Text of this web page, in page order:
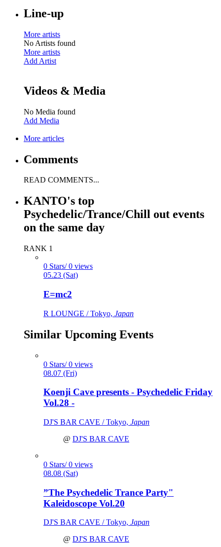
Line-up
More artists
No Artists found
More artists
Add Artist
Videos & Media
No Media found
Add Media
More articles
Comments
READ COMMENTS...
KANTO's top
Psychedelic/Trance/Chill out events
on the same day
RANK 1
0 Stars/ 0 views
05.23 (Sat)
E=mc2
R LOUNGE / Tokyo, Japan
Similar Upcoming Events
0 Stars/ 0 views
08.07 (Fri)
Koenji Cave presents - Psychedelic Friday
Vol.28 -
DJ'S BAR CAVE / Tokyo, Japan
@ DJ'S BAR CAVE
0 Stars/ 0 views
08.08 (Sat)
”The Psychedelic Trance Party"
Kaleidoscope Vol.20
DJ'S BAR CAVE / Tokyo, Japan
@ DJ'S BAR CAVE